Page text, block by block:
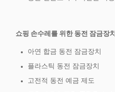
쇼핑 손수레를 위한 동전 잠금장치
아연 합금 동전 잠금장치
플라스틱 동전 잠금장치
고전적 동전 예금 제도